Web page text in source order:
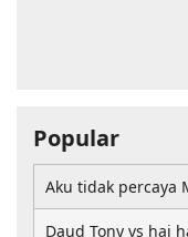
Popular
Aku tidak percaya
Daud Tony vs hai